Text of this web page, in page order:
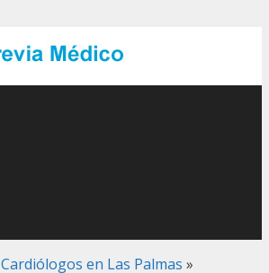
Cardiólogos en Las Palmas »